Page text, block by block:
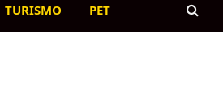
TURISMO PET